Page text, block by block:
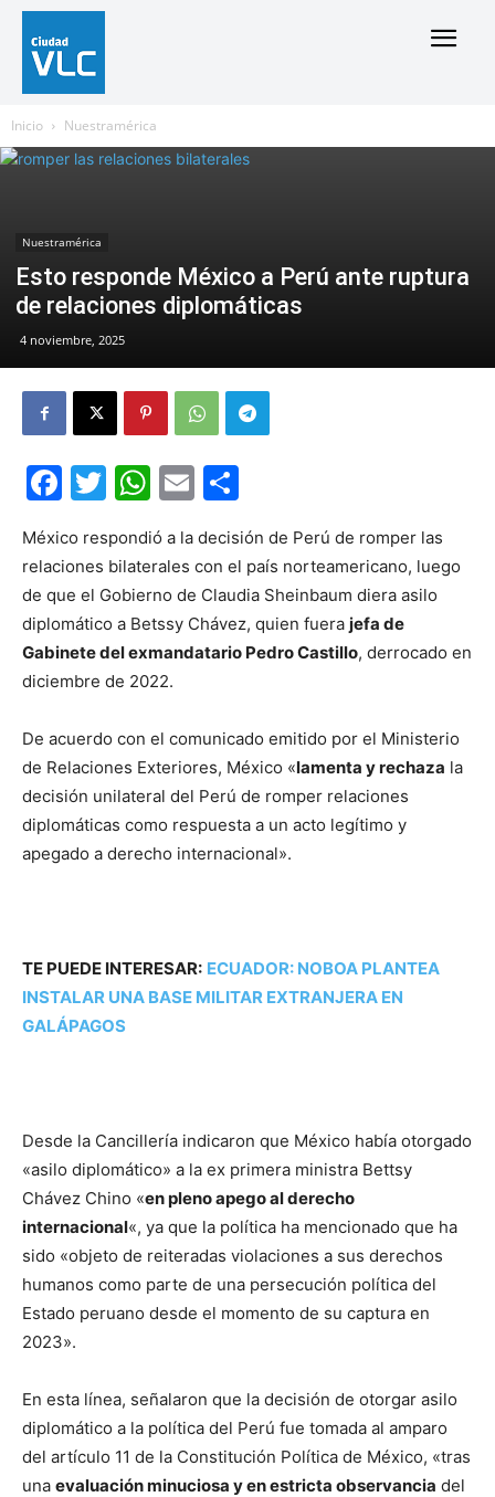
Inicio Nuestramérica
Nuestramérica
Esto responde México a Perú ante ruptura
de relaciones diplomáticas
4 noviembre, 2025
Facebook
Twitter
WhatsApp
Email
México respondió a la decisión de Perú de romper las
relaciones bilaterales con el país norteamericano, luego
de que el Gobierno de Claudia Sheinbaum diera asilo
diplomático a Betssy Chávez, quien fuera jefa de
Gabinete del exmandatario Pedro Castillo, derrocado en
diciembre de 2022.
De acuerdo con el comunicado emitido por el Ministerio
de Relaciones Exteriores, México «lamenta y rechaza la
decisión unilateral del Perú de romper relaciones
diplomáticas como respuesta a un acto legítimo y
apegado a derecho internacional».
TE PUEDE INTERESAR: ECUADOR: NOBOA PLANTEA
INSTALAR UNA BASE MILITAR EXTRANJERA EN
GALÁPAGOS
Desde la Cancillería indicaron que México había otorgado
«asilo diplomático» a la ex primera ministra Bettsy
Chávez Chino «en pleno apego al derecho
internacional«, ya que la política ha mencionado que ha
sido «objeto de reiteradas violaciones a sus derechos
humanos como parte de una persecución política del
Estado peruano desde el momento de su captura en
2023».
En esta línea, señalaron que la decisión de otorgar asilo
diplomático a la política del Perú fue tomada al amparo
del artículo 11 de la Constitución Política de México, «tras
una evaluación minuciosa y en estricta observancia del